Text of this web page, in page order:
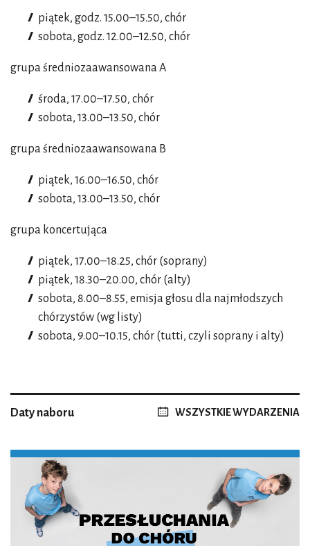
piątek, godz. 15.00–15.50, chór
sobota, godz. 12.00–12.50, chór
grupa średniozaawansowana A
środa, 17.00–17.50, chór
sobota, 13.00–13.50, chór
grupa średniozaawansowana B
piątek, 16.00–16.50, chór
sobota, 13.00–13.50, chór
grupa koncertująca
piątek, 17.00–18.25, chór (soprany)
piątek, 18.30–20.00, chór (alty)
sobota, 8.00–8.55, emisja głosu dla najmłodszych
chórzystów (wg listy)
sobota, 9.00–10.15, chór (tutti, czyli soprany i alty)
Daty naboru WSZYSTKIE WYDARZENIA